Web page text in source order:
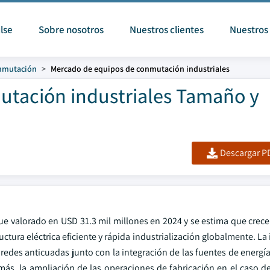
Sobre nosotros Nuestros clientes
Mercado de equipos de conmutación industriales
industriales Tamaño y
Descargar
en USD 31.3 mil millones en 2024 y se estima que
eléctrica eficiente y rápida industrialización globalmente.
anticuadas junto con la integración de las fuentes de